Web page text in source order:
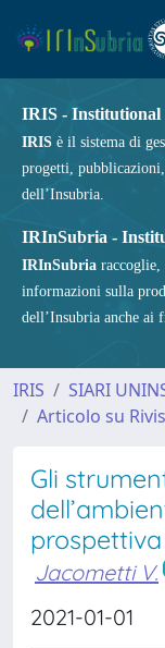
IRIS - Institutional
IRIS è il sistema di
progetti,
dell’Insubria.
IRInSubria -
IRInSubria raccoglie,
informazioni sulla
dell’Insubria anche ai
IRIS SIARI
Articolo su
Gli
Jacometti V.
2021-01-01